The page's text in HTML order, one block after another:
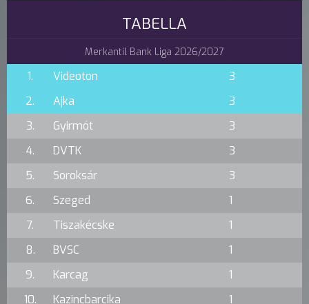
TABELLA
Merkantil Bank Liga 2026/2027
1. Videoton
3
2.
Ajka
3
3.
Gyirmót
3
4.
DVTK
3
5.
Soroksár
3
6.
Szeged
1
7.
Tiszakécske
1
8.
BVSC
1
9.
Karcag
1
10.
Kazincbarcika 1